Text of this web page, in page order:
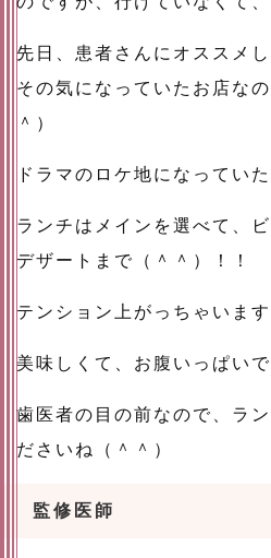
先日、患者さんにオススメ
その気になっていたお店な
＾）
ドラマのロケ地になってい
ランチはメインを選べて、
デザートまで（＾＾）！！
テンション上がっちゃいます
美味しくて、お腹いっぱい
歯医者の目の前なので、ラ
ださいね（＾＾）
監修医師